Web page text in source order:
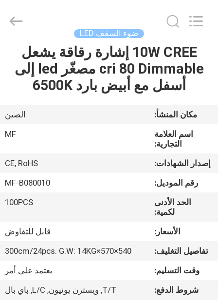
بيت
منتجات
أشرطة
فيديو
حول
جولة
المعمل
رقابة
جودة
Lighting
Co.,Ltd..
ضوء السقف LED
10W CREE إشارة رقاقة يشعل
cri 80 Dimmable مصغّر led إلى
أسفل مع أبيض بارد 6500K
مكان المنشأ:
الصين
اسم العلامة
التجارية:
MF
إصدار الشهادات:
CE, RoHS
رقم الموديل:
MF-B080010
الحد الأدنى
لكمية:
100PCS
الأسعار:
قابل للتفاوض
تفاصيل التغليف:
540×570×300cm/24pcs. G.W: 14KG
وقت التسليم:
يعتمد على أمر
شروط الدفع:
T/T, ويسترن يونيون, L/C, باي بال